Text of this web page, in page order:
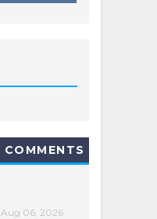
COMMENTS
Aug 06, 2026